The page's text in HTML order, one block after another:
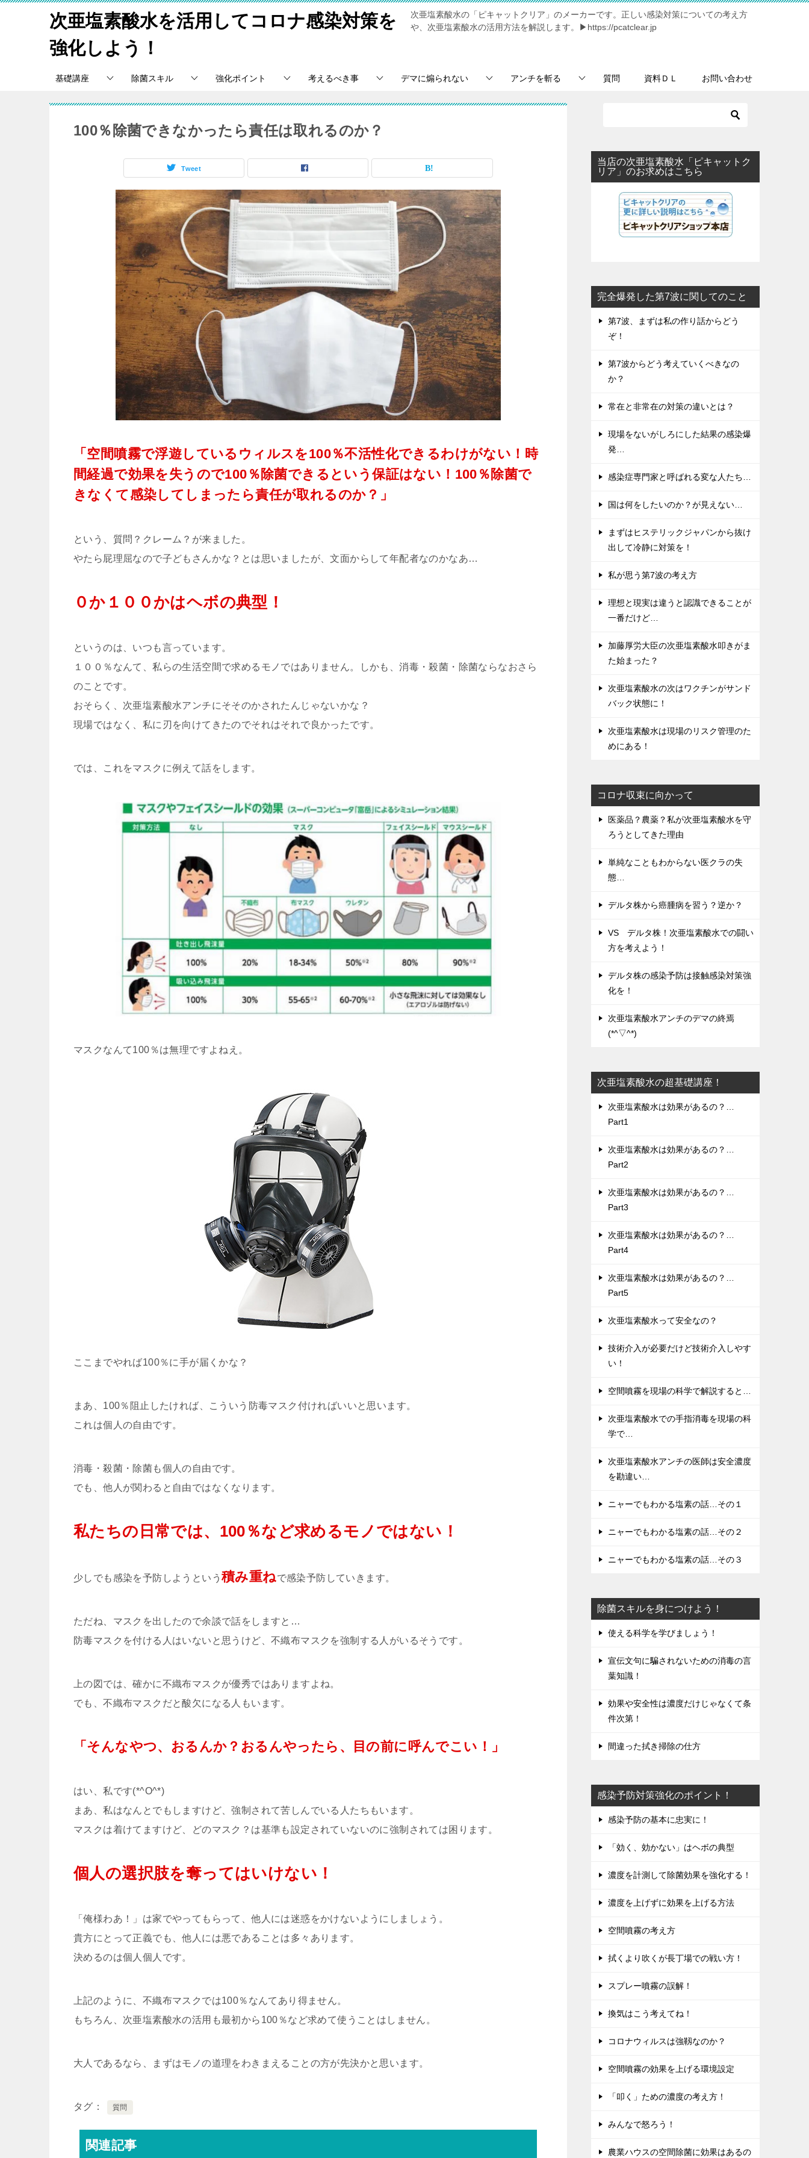
次亜塩素酸水を活用してコロナ感染対策を
強化しよう！
次亜塩素酸水の「ピキャットクリア」のメーカーです。正しい感染対策についての考え方
や、次亜塩素酸水の活用方法を解説します。▶https://pcatclear.jp
基礎講座 除菌スキル 強化ポイント 考えるべき事 デマに煽られない アンチを斬る 質問 資料ＤＬ お問い合わせ
100％除菌できなかったら責任は取れるのか？
Tweet
「空間噴霧で浮遊しているウィルスを100％不活性化できるわけがない！時
間経過で効果を失うので100％除菌できるという保証はない！100％除菌で
きなくて感染してしまったら責任が取れるのか？」
という、質問？クレーム？が来ました。
やたら屁理屈なので子どもさんかな？とは思いましたが、文面からして年配者なのかなあ…
０か１００かはヘボの典型！
というのは、いつも言っています。
１００％なんて、私らの生活空間で求めるモノではありません。しかも、消毒・殺菌・除菌ならなおさら
のことです。
おそらく、次亜塩素酸水アンチにそそのかされたんじゃないかな？
現場ではなく、私に刃を向けてきたのでそれはそれで良かったです。
では、これをマスクに例えて話をします。
マスクなんて100％は無理ですよねえ。
ここまでやれば100％に手が届くかな？
まあ、100％阻止したければ、こういう防毒マスク付ければいいと思います。
これは個人の自由です。
消毒・殺菌・除菌も個人の自由です。
でも、他人が関わると自由ではなくなります。
私たちの日常では、100％など求めるモノではない！
少しでも感染を予防しようという 積み重ねで感染予防していきます。
ただね、マスクを出したので余談で話をしますと…
防毒マスクを付ける人はいないと思うけど、不織布マスクを強制する人がいるそうです。
上の図では、確かに不織布マスクが優秀ではありますよね。
でも、不織布マスクだと酸欠になる人もいます。
「そんなやつ、おるんか？おるんやったら、目の前に呼んでこい！」
はい、私です(*^O^*)
まあ、私はなんとでもしますけど、強制されて苦しんでいる人たちもいます。
マスクは着けてますけど、どのマスク？は基準も設定されていないのに強制されては困ります。
個人の選択肢を奪ってはいけない！
「俺様わあ！」は家でやってもらって、他人には迷惑をかけないようにしましょう。
貴方にとって正義でも、他人には悪であることは多々あります。
決めるのは個人個人です。
上記のように、不織布マスクでは100％なんてあり得ません。
もちろん、次亜塩素酸水の活用も最初から100％など求めて使うことはしません。
大人であるなら、まずはモノの道理をわきまえることの方が先決かと思います。
タグ 質問
関連記事
当店の次亜塩素酸水「ピキャットク
リア」のお求めはこちら
完全爆発した第7波に関してのこと
第7波、まずは私の作り話からどう
ぞ！
第7波からどう考えていくべきなの
か？
常在と非常在の対策の違いとは？
現場をないがしろにした結果の感染爆
発…
感染症専門家と呼ばれる変な人たち…
国は何をしたいのか？が見えない…
まずはヒステリックジャパンから抜け
出して冷静に対策を！
私が思う第7波の考え方
理想と現実は違うと認識できることが
一番だけど…
加藤厚労大臣の次亜塩素酸水叩きがま
た始まった？
次亜塩素酸水の次はワクチンがサンド
バック状態に！
次亜塩素酸水は現場のリスク管理のた
めにある！
コロナ収束に向かって
医薬品？農薬？私が次亜塩素酸水を守
ろうとしてきた理由
単純なこともわからない医クラの失
態…
デルタ株から癌腫病を習う？逆か？
VS デルタ株！次亜塩素酸水での闘い
方を考えよう！
デルタ株の感染予防は接触感染対策強
化を！
次亜塩素酸水アンチのデマの終焉
(*^▽^*)
次亜塩素酸水の超基礎講座！
次亜塩素酸水は効果があるの？…
Part1
次亜塩素酸水は効果があるの？…
Part2
次亜塩素酸水は効果があるの？…
Part3
次亜塩素酸水は効果があるの？…
Part4
次亜塩素酸水は効果があるの？…
Part5
次亜塩素酸水って安全なの？
技術介入が必要だけど技術介入しやす
い！
空間噴霧を現場の科学で解説すると…
次亜塩素酸水での手指消毒を現場の科
学で…
次亜塩素酸水アンチの医師は安全濃度
を勘違い…
ニャーでもわかる塩素の話…その１
ニャーでもわかる塩素の話…その２
ニャーでもわかる塩素の話…その３
除菌スキルを身につけよう！
使える科学を学びましょう！
宣伝文句に騙されないための消毒の言
葉知識！
効果や安全性は濃度だけじゃなくて条
件次第！
間違った拭き掃除の仕方
感染予防対策強化のポイント！
感染予防の基本に忠実に！
「効く、効かない」はヘボの典型
濃度を計測して除菌効果を強化する！
濃度を上げずに効果を上げる方法
空間噴霧の考え方
拭くより吹くが長丁場での戦い方！
スプレー噴霧の誤解！
換気はこう考えてね！
コロナウィルスは強靱なのか？
空間噴霧の効果を上げる環境設定
「叩く」ための濃度の考え方！
みんなで怒ろう！
農業ハウスの空間除菌に効果はあるの